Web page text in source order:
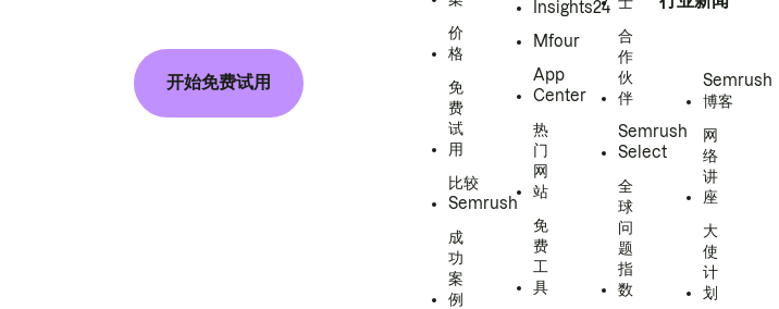
开始免费试用
价
格
免
费
试
用
比较
Semrush
成
功
案
例
Insights24
Mfour
App
Center
热
门
网
站
免
费
工
具
合
作
伙
伴
Semrush
Select
全
球
问
题
指
数
Semrush
博客
网
络
讲
座
大
使
计
划